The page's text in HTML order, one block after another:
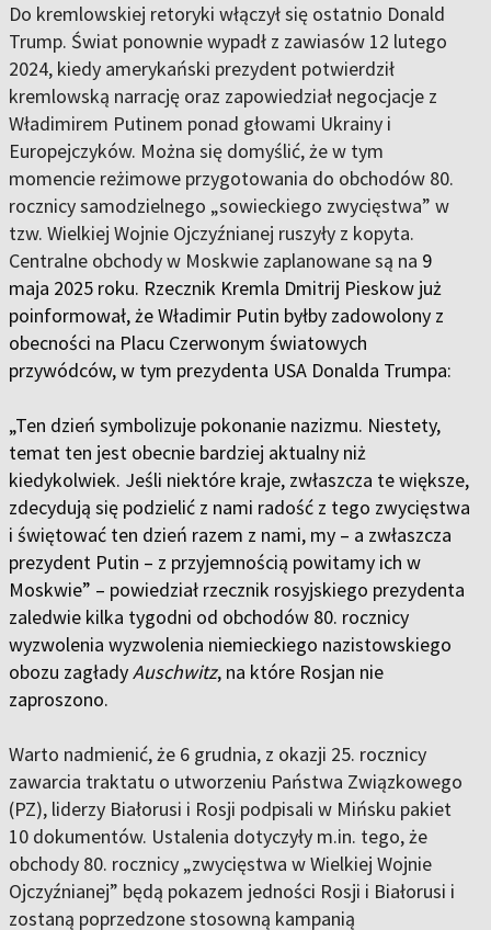
Do kremlowskiej retoryki włączył się ostatnio Donald
Trump. Świat ponownie wypadł z zawiasów 12 lutego
2024, kiedy amerykański prezydent potwierdził
kremlowską narrację oraz zapowiedział negocjacje z
Władimirem Putinem ponad głowami Ukrainy i
Europejczyków. Można się domyślić, że w tym
momencie reżimowe przygotowania do obchodów 80.
rocznicy samodzielnego „sowieckiego zwycięstwa” w
tzw. Wielkiej Wojnie Ojczyźnianej ruszyły z kopyta.
Centralne obchody w Moskwie zaplanowane są na 9
maja 2025 roku. Rzecznik Kremla Dmitrij Pieskow już
poinformował, że Władimir Putin byłby zadowolony z
obecności na Placu Czerwonym światowych
przywódców, w tym prezydenta USA Donalda Trumpa:
„Ten dzień symbolizuje pokonanie nazizmu. Niestety,
temat ten jest obecnie bardziej aktualny niż
kiedykolwiek. Jeśli niektóre kraje, zwłaszcza te większe,
zdecydują się podzielić z nami radość z tego zwycięstwa
i świętować ten dzień razem z nami, my – a zwłaszcza
prezydent Putin – z przyjemnością powitamy ich w
Moskwie” – powiedział rzecznik rosyjskiego prezydenta
zaledwie kilka tygodni od obchodów 80. rocznicy
wyzwolenia wyzwolenia niemieckiego nazistowskiego
obozu zagładyAuschwitz, na które Rosjan nie
zaproszono.
Warto nadmienić, że 6 grudnia, z okazji 25. rocznicy
zawarcia traktatu o utworzeniu Państwa Związkowego
(PZ), liderzy Białorusi i Rosji podpisali w Mińsku pakiet
10 dokumentów. Ustalenia dotyczyły m.in. tego, że
obchody 80. rocznicy „zwycięstwa w Wielkiej Wojnie
Ojczyźnianej” będą pokazem jedności Rosji i Białorusi i
zostaną poprzedzone stosowną kampanią